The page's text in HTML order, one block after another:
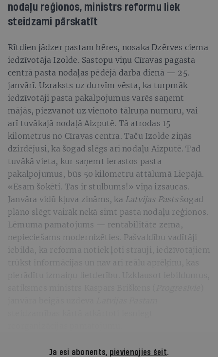
nodaļu reģionos, ministrs reformu liek
steidzami pārskatīt
Rītdien jādzer pastam bēres, nosaka Dzērves ciema
iedzīvotāja Izolde. Sastopu viņu Cīravas pagasta
centrā pasta nodaļas pēdējā darba dienā — 25.
janvārī. Uzraksts uz durvīm vēsta, ka turpmāk
iedzīvotāji pasta pakalpojumus varēs saņemt
mājās, piezvanot uz vienoto tālruņa numuru, vai
arī tuvākajā nodaļā Aizputē. Tā atrodas 15
kilometrus no Cīravas centra. Taču Izolde ziņās
dzirdējusi, ka šogad slēgs arī nodaļu Aizputē. Tad
tuvākā vieta, kur saņemt ierastos pasta
pakalpojumus, būs 50 kilometru attālumā Liepājā.
«Esam šokēti. Tas ir stulbums!» viņa izsaucas.
Janvāra vidū kļuva zināms, ka Latvijas Pastsšogad
plāno slēgt vairāk nekā simt pasta nodaļu reģionos.
Lēmuma pamatojums — rentabilitāte zema,
nepieciešams modernizēties. Pašvaldību vadītāji
iebilda, ka reforma notiek ļoti strauji, iedzīvotājiem
trūkst informācijas un nav arī reālu aprēķinu, kas
Ja esi abonents, pievienojies šeit.